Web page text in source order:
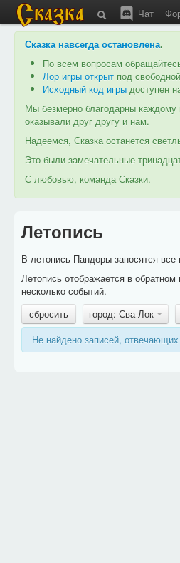
Чат
Сказка навсегда остановлена.
По всем вопросам
Лор игры открыт под
Исходный код игры доступен
Мы безмерно благодарны каждому
оказывали друг другу и нам.
Надеемся, Сказка останется
Это были замечательные
С любовью, команда Сказки.
Летопись
В летопись Пандоры заносятся
Летопись отображается в
несколько событий.
сбросить
город: Сва-Лок
Не найдено записей,